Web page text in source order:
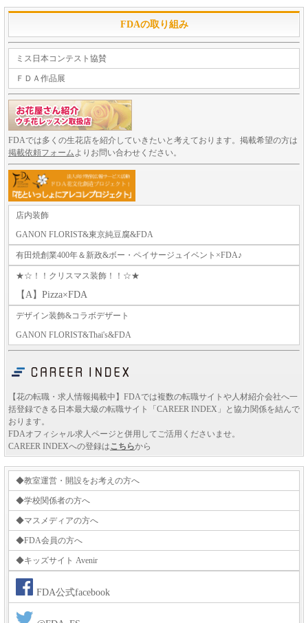
FDAの取り組み
ミス日本コンテスト協賛
ＦＤＡ作品展
FDAでは多くの生花店を紹介していきたいと考えております。掲載希望の方は
掲載依頼フォーム よりお問い合わせください。
店内装飾
GANON FLORIST&東京純豆腐&FDA
有田焼創業400年＆新政&ボー・ペイサージュイベント×FDA♪
★☆！！クリスマス装飾！！☆★
【A】Pizza×FDA
デザイン装飾&コラボデザート
GANON FLORIST&Thai's&FDA
【花の転職・求人情報掲載中】FDAでは複数の転職サイトや人材紹介会社へ一
括登録できる日本最大級の転職サイト「CAREER INDEX」と協力関係を結んで
おります。
FDAオフィシャル求人ページと併用してご活用くださいませ。
CAREER INDEXへの登録はこちらから
◆教室運営・開設をお考えの方へ
◆学校関係者の方へ
◆マスメディアの方へ
◆FDA会員の方へ
◆キッズサイト Avenir
FDA公式facebook